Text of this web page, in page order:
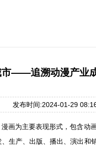
市——追溯动漫产业
发布时间:2024-01-29
画为主要表现形式，包含
生产、出版、播出、演出